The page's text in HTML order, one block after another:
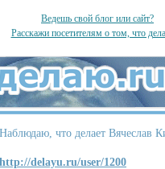
Ведешь свой блог или сайт?
Расскажи посетителям о том, что
Наблюдаю, что делает Вячеслав
http://delayu.ru/user/1200